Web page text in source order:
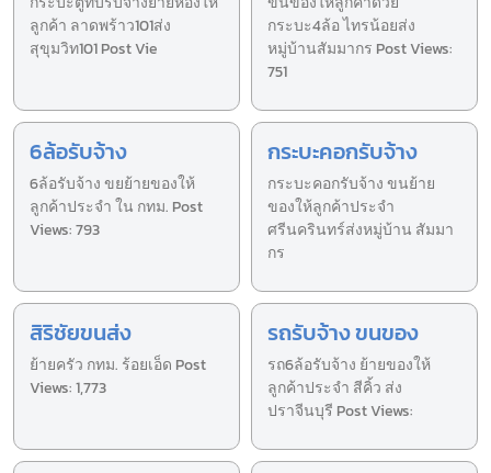
ลูกค้า ลาดพร้าว101ส่ง
สุขุมวิท101 Post Vie
กระบะ4ล้อ ไทรน้อยส่ง
หมู่บ้านสัมมากร Post Views:
751
6ล้อรับจ้าง
6ล้อรับจ้าง ขยย้ายของให้
ลูกค้าประจำ ใน กทม. Post
Views: 793
กระบะคอกรับจ้าง
กระบะคอกรับจ้าง ขนย้าย
ของให้ลูกค้าประจำ
ศรีนครินทร์ส่งหมู่บ้าน สัมมา
กร
สิริชัยขนส่ง
ย้ายครัว กทม. ร้อยเอ็ด Post
Views: 1,773
รถรับจ้าง ขนของ
รถ6ล้อรับจ้าง ย้ายของให้
ลูกค้าประจำ สีคิ้ว ส่ง
ปราจีนบุรี Post Views: